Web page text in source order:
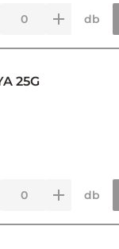
db
25G
db